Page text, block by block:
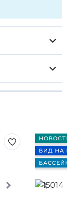
ВИД НА
БАССЕЙН